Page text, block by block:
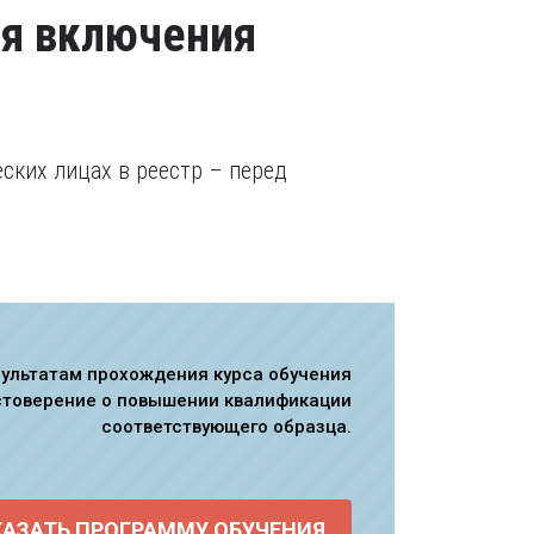
включения
лицах в реестр – перед
прохождения курса обучения
о повышении квалификации
соответствующего образца.